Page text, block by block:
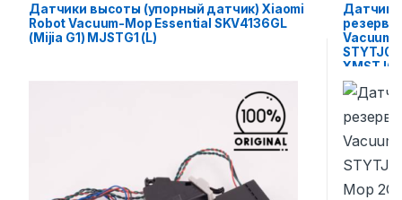
Датчики высоты (упорный датчик) Xiaomi
Robot Vacuum-Mop Essential SKV4136GL
(Mijia G1) MJSTG1 (L)
Датчик
Vacuum-